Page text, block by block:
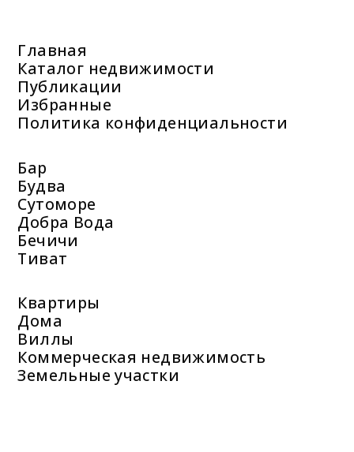
Главная
Каталог недвижимости
Публикации
Избранные
Политика конфиденциальности
Бар
Будва
Сутоморе
Добра Вода
Бечичи
Тиват
Квартиры
Дома
Виллы
Коммерческая недвижимость
Земельные участки